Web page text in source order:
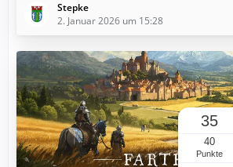
Stepke
2. Januar 2026 um 15:28
35
40
Punkte